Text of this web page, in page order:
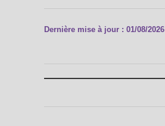
Dernière mise à jour : 01/08/2026